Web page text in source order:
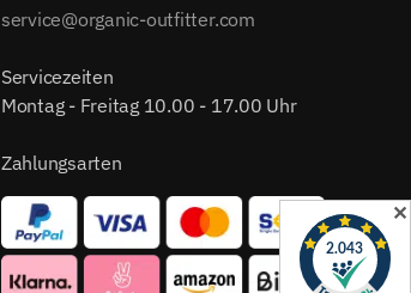
service@organic-outfitter.com
Servicezeiten
Montag - Freitag 10.00 - 17.00 Uhr
Zahlungsarten
✕